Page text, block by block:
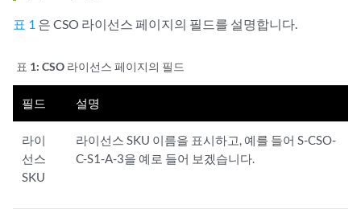
표 1 은 CSO 라이선스 페이지의 필드를 설명합니다.
표 1: CSO 라이선스 페이지의 필드
필드 설명
라이
선스
SKU
라이선스 SKU 이름을 표시하고, 예를 들어 S-CSO-
C-S1-A-3을 예로 들어 보겠습니다.